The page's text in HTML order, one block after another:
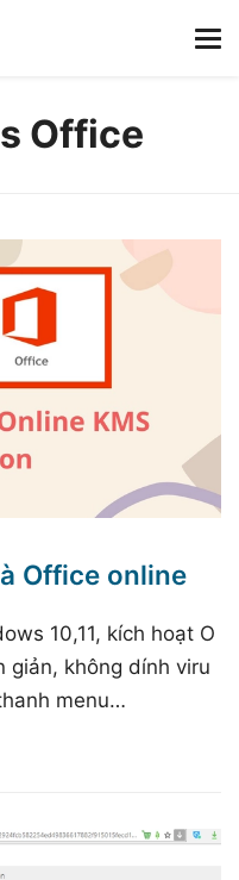
Office
Office online
10,11, kích hoạt O
giản, không dính viru
menu…